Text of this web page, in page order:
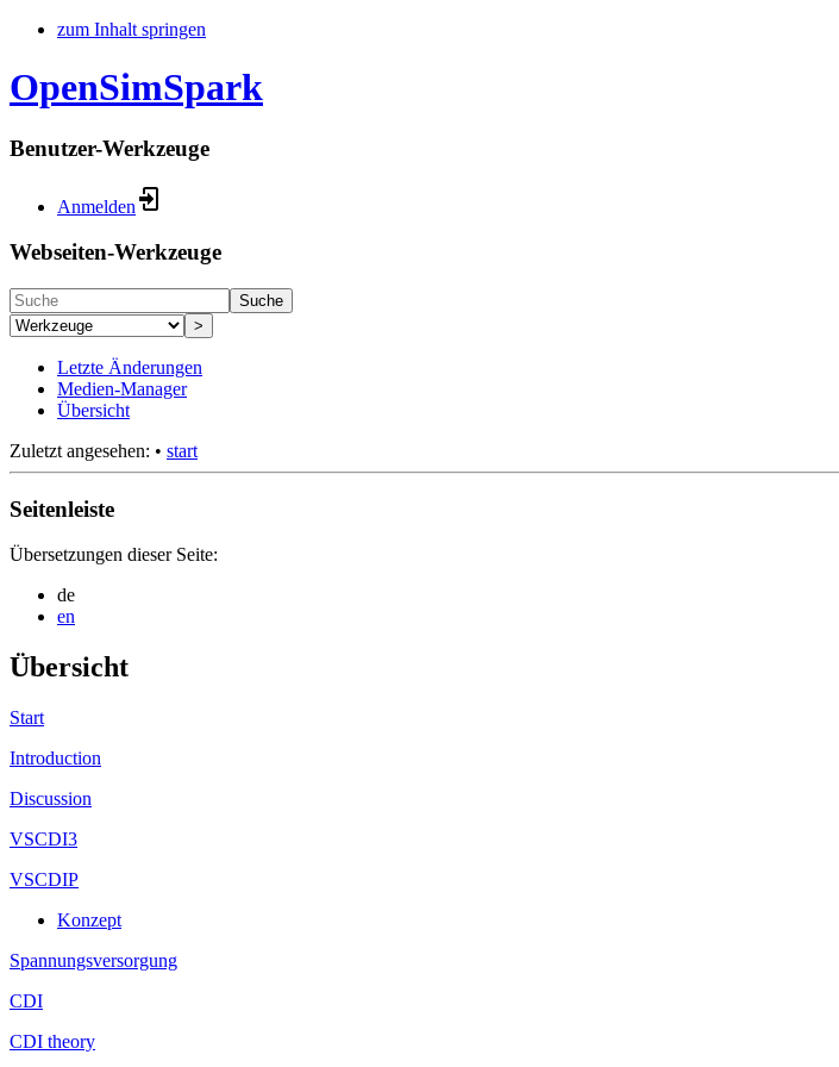
zum Inhalt springen
OpenSimSpark
Benutzer-Werkzeuge
Anmelden
Webseiten-Werkzeuge
Suche
>
Letzte Änderungen
Medien-Manager
Übersicht
Zuletzt angesehen: • start
Seitenleiste
Übersetzungen dieser Seite:
de
en
Übersicht
Start
Introduction
Discussion
VSCDI3
VSCDIP
Konzept
Spannungsversorgung
CDI
CDI theory